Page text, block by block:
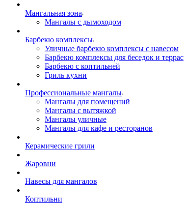
Мангальная зона
Мангалы с дымоходом
Барбекю комплексы
Уличные барбекю комплексы с навесом
Барбекю комплексы для беседок и террас
Барбекю с коптильней
Гриль кухни
Профессиональные мангалы
Мангалы для помещений
Мангалы с вытяжкой
Мангалы уличные
Мангалы для кафе и ресторанов
Керамические грили
Жаровни
Навесы для мангалов
Коптильни